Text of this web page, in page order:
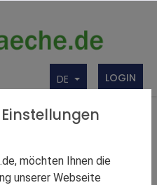
DE LOGIN
LAGERflaeche.de
möchten Ihnen die
unserer Webseite